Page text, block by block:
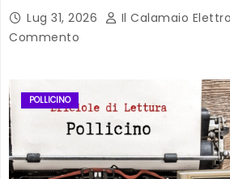
Lug 31, 2026 Il Calamaio
Commento
POLLICINO